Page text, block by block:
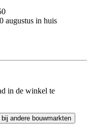
augustus in huis
in de winkel te
andere bouwmarkten